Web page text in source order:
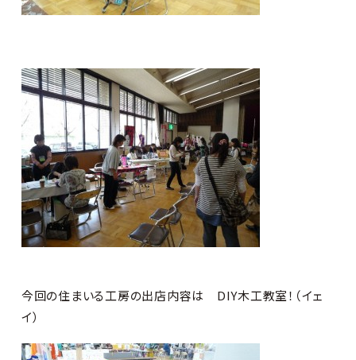
今回の住まいる工房の出店内容は DIY木工教室！（イェ
イ）